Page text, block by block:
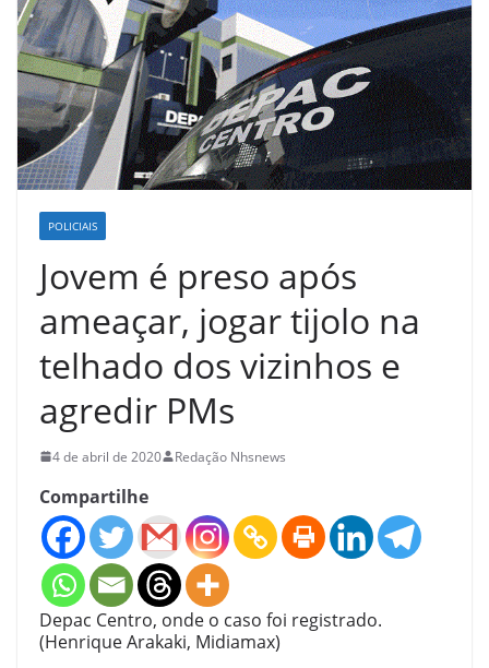
POLICIAIS
Jovem é preso após
ameaçar, jogar tijolo na
telhado dos vizinhos e
agredir PMs
4 de abril de 2020 Redação Nhsnews
Compartilhe
Depac Centro, onde o caso foi registrado.
(Henrique Arakaki, Midiamax)